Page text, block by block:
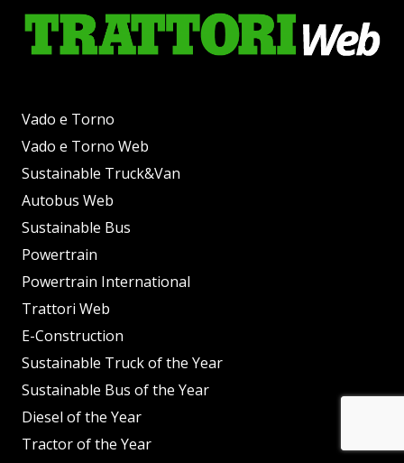
Vado e Torno
Vado e Torno Web
Sustainable Truck&Van
Autobus Web
Sustainable Bus
Powertrain
Powertrain International
Trattori Web
E-Construction
Sustainable Truck of the Year
Sustainable Bus of the Year
Diesel of the Year
Tractor of the Year